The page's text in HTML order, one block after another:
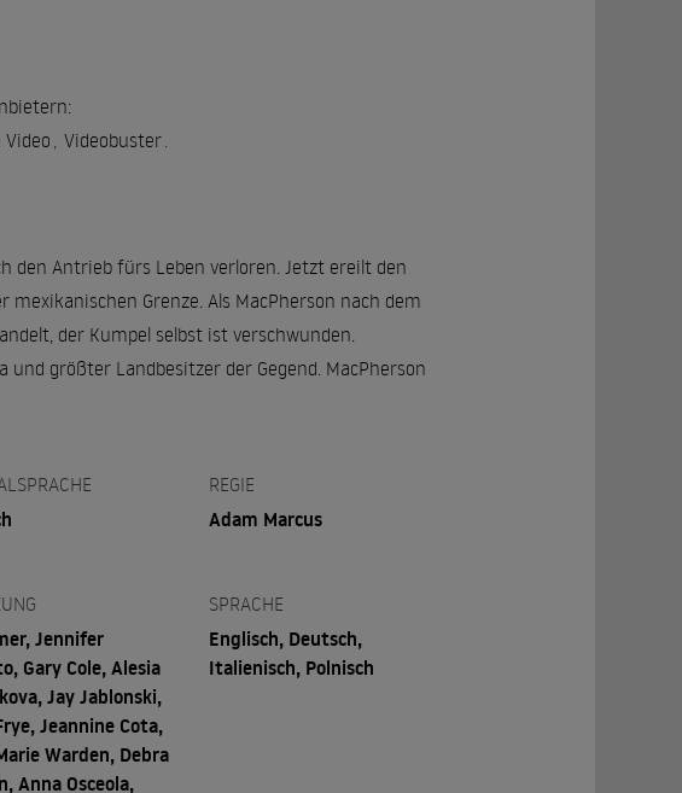
, Videobuster.
den Antrieb fürs Leben verloren. Jetzt ereilt den
Grenze. Als MacPherson nach dem
der Kumpel selbst ist verschwunden.
größter Landbesitzer der Gegend. MacPherson
REGIE
Adam Marcus
Jennifer
Gary Cole, Alesia
Jay Jablonski,
Jeannine Cota,
Warden, Debra
Anna Osceola,
SPRACHE
Englisch, Deutsch,
Italienisch, Polnisch